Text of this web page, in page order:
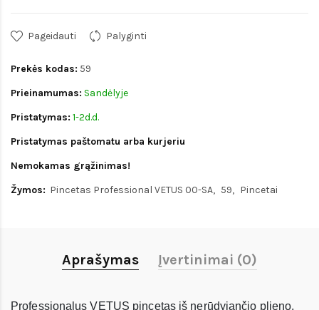
Pageidauti Palyginti
Prekės kodas: 59
Prieinamumas: Sandėlyje
Pristatymas: 1-2d.d.
Pristatymas paštomatu arba kurjeriu
Nemokamas grąžinimas!
Žymos: Pincetas Professional VETUS 00-SA 59 Pincetai
Aprašymas Įvertinimai (0)
Professionalus VETUS pincetas iš nerūdyjančio plieno,